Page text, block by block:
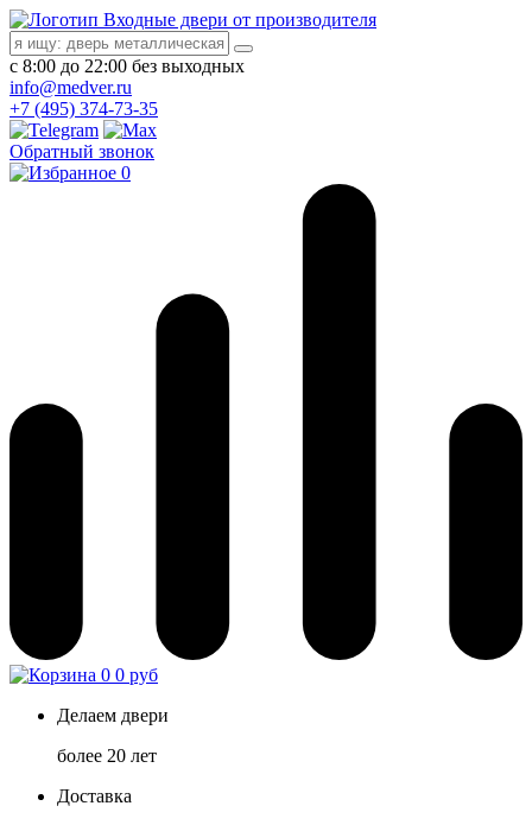
Входные двери от производителя
с 8:00 до 22:00 без выходных
info@medver.ru
+7 (495) 374-73-35
Обратный звонок
0
0 0 руб
Делаем двери
более 20 лет
Доставка